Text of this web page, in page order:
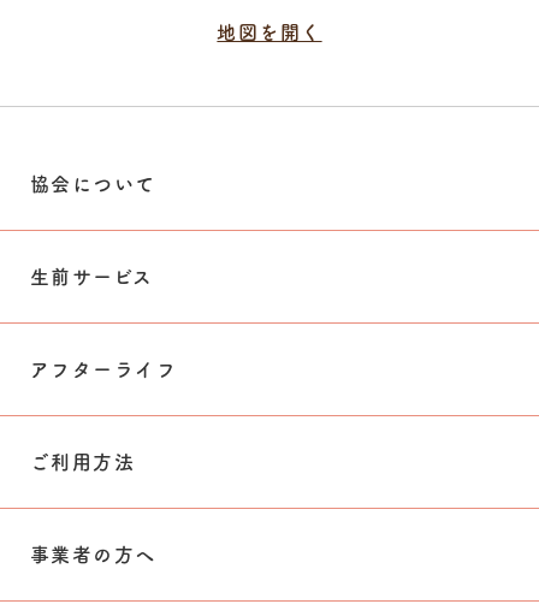
地図を開く
協会について
生前サービス
アフターライフ
ご利用方法
事業者の方へ